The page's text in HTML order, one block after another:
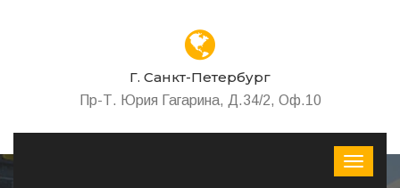
Г. Санкт-Петербург
Пр-Т. Юрия Гагарина, Д.34/2, Оф.10